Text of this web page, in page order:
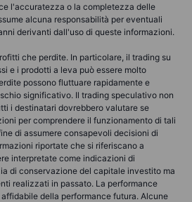
l'accuratezza o la completezza delle
alcuna responsabilità per eventuali
derivanti dall'uso di queste informazioni.
che perdite. In particolare, il trading su
e i prodotti a leva può essere molto
possono fluttuare rapidamente e
significativo. Il trading speculativo non
i destinatari dovrebbero valutare se
per comprendere il funzionamento di tali
di assumere consapevoli decisioni di
riportate che si riferiscano a
interpretate come indicazioni di
di conservazione del capitale investito ma
realizzati in passato. La performance
della performance futura. Alcune